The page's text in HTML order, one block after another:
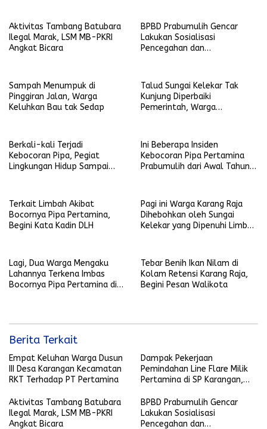
Aktivitas Tambang Batubara
Ilegal Marak, LSM MB-PKRI
Angkat Bicara
BPBD Prabumulih Gencar
Lakukan Sosialisasi
Pencegahan dan
Sampah Menumpuk di
Pinggiran Jalan, Warga
Keluhkan Bau tak Sedap
Talud Sungai Kelekar Tak
Kunjung Diperbaiki
Pemerintah, Warga
Berkali-kali Terjadi
Kebocoran Pipa, Pegiat
Lingkungan Hidup Sampai
Ini Beberapa Insiden
Kebocoran Pipa Pertamina
Prabumulih dari Awal Tahun
Terkait Limbah Akibat
Bocornya Pipa Pertamina,
Begini Kata Kadin DLH
Pagi ini Warga Karang Raja
Dihebohkan oleh Sungai
Kelekar yang Dipenuhi Limbah
Lagi, Dua Warga Mengaku
Lahannya Terkena Imbas
Bocornya Pipa Pertamina di
Tebar Benih Ikan Nilam di
Kolam Retensi Karang Raja,
Begini Pesan Walikota
Berita Terkait
Empat Keluhan Warga Dusun
III Desa Karangan Kecamatan
RKT Terhadap PT Pertamina
Dampak Pekerjaan
Pemindahan Line Flare Milik
Pertamina di SP Karangan,
Mengeluhkan Sungai Mereka
Tercemar
Aktivitas Tambang Batubara
Ilegal Marak, LSM MB-PKRI
Angkat Bicara
BPBD Prabumulih Gencar
Lakukan Sosialisasi
Pencegahan dan